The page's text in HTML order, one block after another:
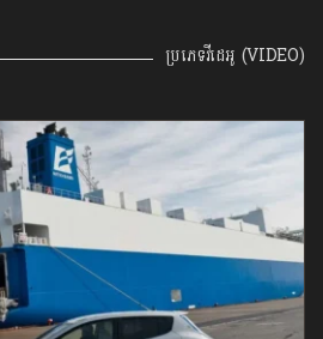
ប្រភេទវីដេអូ (VIDEO)